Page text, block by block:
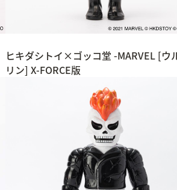
ヒキダシトイ×ゴッコ堂 -MARVEL [ウ
リン] X-FORCE版